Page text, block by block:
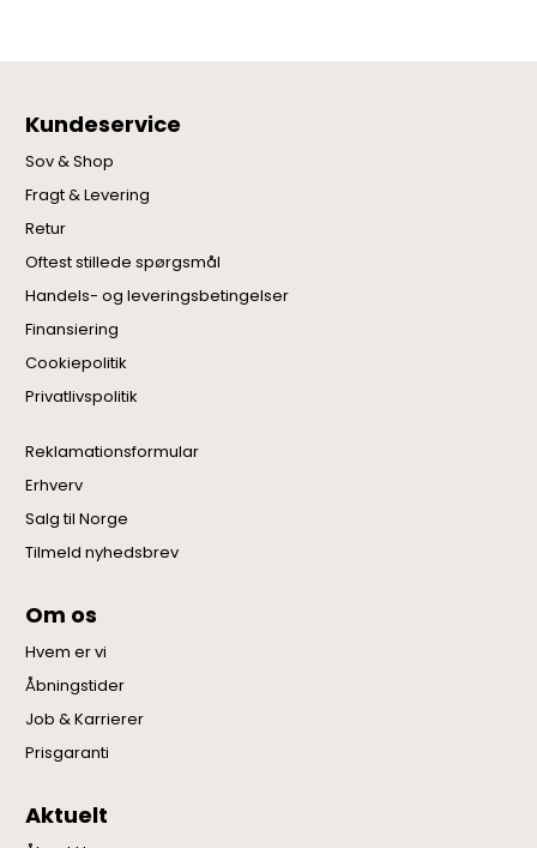
Kundeservice
Sov & Shop
Fragt & Levering
Retur
Oftest stillede spørgsmål
Handels- og leveringsbetingelser
Finansiering
Cookiepolitik
Privatlivspolitik
Reklamationsformular
Erhverv
Salg til Norge
Tilmeld nyhedsbrev
Om os
Hvem er vi
Åbningstider
Job & Karrierer
Prisgaranti
Aktuelt